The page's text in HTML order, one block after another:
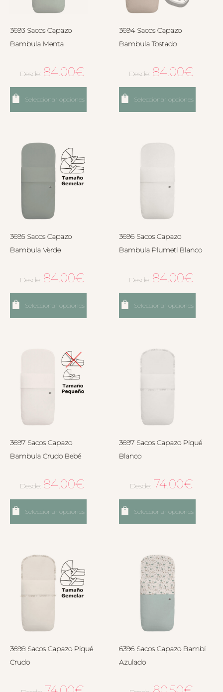
3693 Sacos Capazo
Bambula Menta
Desde: 84.00€
Seleccionar opciones
3694 Sacos Capazo
Bambula Tostado
Desde: 84.00€
Seleccionar opciones
3695 Sacos Capazo
Bambula Verde
Desde: 84.00€
Seleccionar opciones
3696 Sacos Capazo
Bambula Plumeti Blanco
Desde: 84.00€
Seleccionar opciones
3697 Sacos Capazo
Bambula Crudo Bebé
Desde: 84.00€
Seleccionar opciones
3697 Sacos Capazo Piqué
Blanco
Desde: 74.00€
Seleccionar opciones
3698 Sacos Capazo Piqué
Crudo
6396 Sacos Capazo Bambi
Azulado